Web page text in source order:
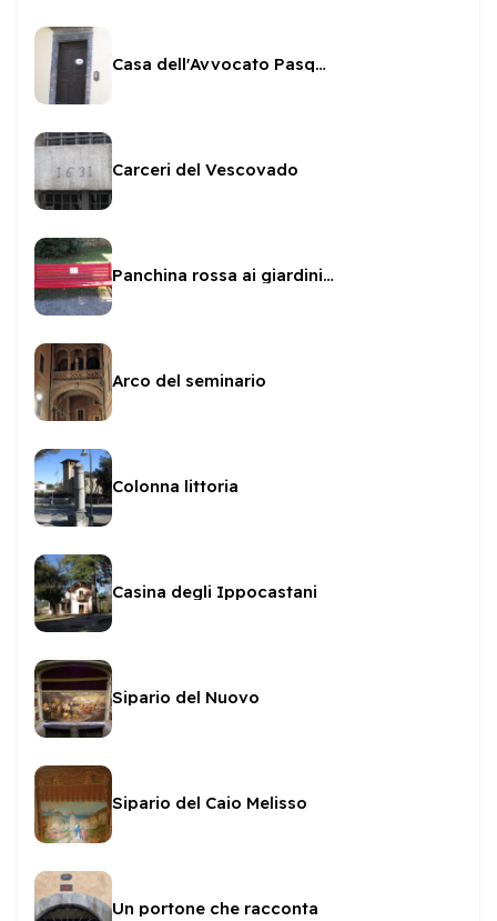
Casa dell'Avvocato Pasquale Laureti
Carceri del Vescovado
Panchina rossa ai giardini della passeggiata
Arco del seminario
Colonna littoria
Casina degli Ippocastani
Sipario del Nuovo
Sipario del Caio Melisso
Un portone che racconta